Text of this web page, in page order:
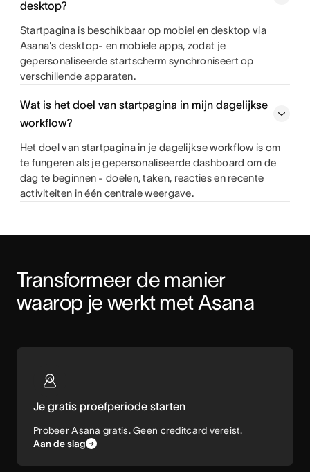
desktop?
Startpagina is beschikbaar op mobiel en desktop via
Asana's desktop- en mobiele apps, zodat je
gepersonaliseerde startscherm synchroniseert op
verschillende apparaten.
Wat is het doel van startpagina in mijn dagelijkse
workflow?
Het doel van startpagina in je dagelijkse workflow is om
te fungeren als je gepersonaliseerde dashboard om de
dag te beginnen - doelen, taken, reacties en recente
activiteiten in één centrale weergave.
Transformeer de manier
waarop je werkt met Asana
Je gratis proefperiode starten
Probeer Asana gratis. Geen creditcard vereist.
Aan de slag